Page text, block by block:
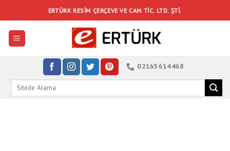
to
content
ERTÜRK RESIM ÇERÇEVE VE CAM TIC. LTD. ŞTI.
02165614468
Search